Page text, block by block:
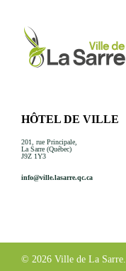
HÔTEL DE VILLE
201, rue Principale,
La Sarre (Québec)
J9Z 1Y3
info@ville.lasarre.qc.ca
© 2026 Ville de La Sarre.